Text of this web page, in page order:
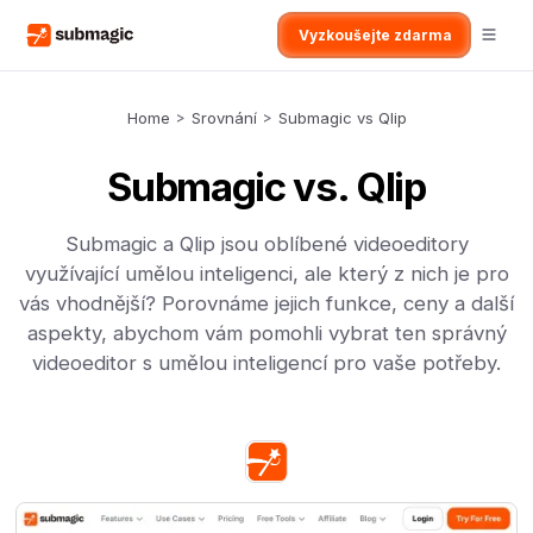
Vyzkoušejte zdarma
Home > Srovnání > Submagic vs Qlip
Submagic vs. Qlip
Submagic a Qlip jsou oblíbené videoeditory
využívající umělou inteligenci, ale který z nich je pro
vás vhodnější? Porovnáme jejich funkce, ceny a další
aspekty, abychom vám pomohli vybrat ten správný
videoeditor s umělou inteligencí pro vaše potřeby.